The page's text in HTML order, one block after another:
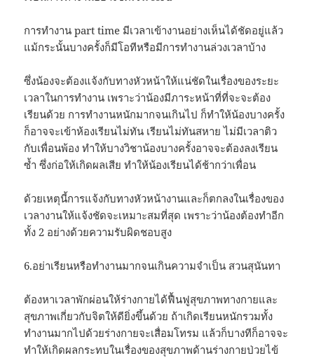
การทำงาน part time มีเวลาเข้างานอย่างเห็นได้ชัดอยู่แล้ว
แม้กระนั้นบางครั้งก็มีโอทีหรือมีการทำงานล่วงเวลาบ้าง
ซึ่งน้องจะต้องแจ้งกับทางหัวหน้าให้แน่ชัดในเรื่องของระยะ
เวลาในการทำงาน เพราะว่าน้องมีภาระหน้าที่ที่จะจะต้อง
เรียนด้วย การทำงานหนักมากจนเกินไป ก็ทำให้น้องบางครั้ง
ก็อาจจะเข้าห้องเรียนไม่ทัน เรียนไม่ทันสหาย ไม่มีเวลาติว
กับเพื่อนพ้อง ทำให้บางวิชาน้องบางครั้งอาจจะต้องลงเรียน
ซ้ำ ซึ่งก่อให้เกิดผลเสีย ทำให้น้องเรียนได้ช้ากว่าเพื่อน
ด้วยเหตุนี้การแจ้งกับทางหัวหน้างานและก็ตกลงในเรื่องของ
เวลางานให้แจ้งชัดจะเหมาะสมที่สุด เพราะว่าน้องต้องทำอีก
ทั้ง 2 อย่างด้วยความรับผิดชอบสูง
6.อย่าเรียนหรือทำงานมากจนเกินความจำเป็น สวนสุนันทา
ต้องหาเวลาพักผ่อนให้ร่างกายได้ฟื้นฟูสุขภาพทางกายและ
สุขภาพเกี่ยวกับจิตให้ดียิ่งขึ้นด้วย ถ้าเกิดเรียนหนักรวมทั้ง
ทำงานมากไปด้วยร่างกายจะเสื่อมโทรม แล้วก็บางทีก็อาจจะ
ทำให้เกิดผลกระทบในเรื่องของสุขภาพด้านร่างกายป่วยไข้